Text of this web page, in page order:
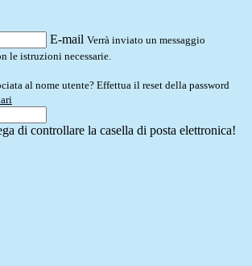
E-mail Verrà inviato un messaggio
le istruzioni necessarie.
al nome utente? Effettua il reset della password
di controllare la casella di posta elettronica!